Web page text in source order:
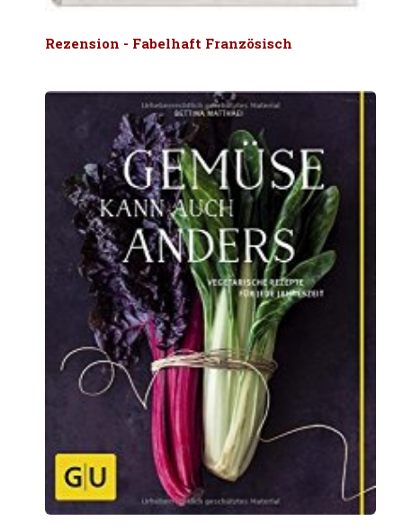
Rezension - Fabelhaft Französisch